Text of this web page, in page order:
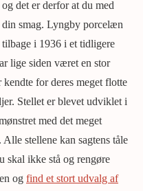
det er derfor at du med
smag. Lyngby porcelæn
i 1936 i et tidligere
lige siden været en stor
for deres meget flotte
Stellet er blevet udviklet i
med det meget
stellene kan sagtens tåle
skal ikke stå og rengøre
og find et stort udvalg af